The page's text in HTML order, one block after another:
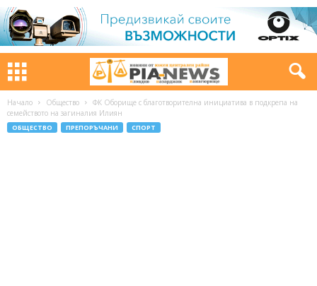
Начало Общество
ФК Оборище с благотворителна инициатива в подкрепа на
семейството на загиналия Илиян
ОБЩЕСТВО ПРЕПОРЪЧАНИ СПОРТ